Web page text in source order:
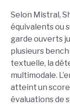
Selon Mistral,
équivalents ou
garde ouverts
plusieurs
textuelle, la
multimodale.
atteint un score
évaluations de